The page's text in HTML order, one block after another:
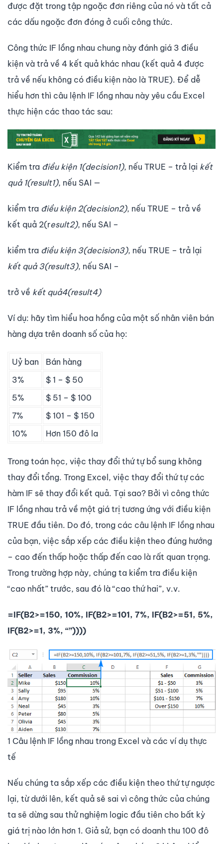
được đặt trong tập ngoặc đơn riêng của nó và tất cả
các dấu ngoặc đơn đóng ở cuối công thức.
Công thức IF lồng nhau chung này đánh giá 3 điều
kiện và trả về 4 kết quả khác nhau (kết quả 4 được
trả về nếu không có điều kiện nào là TRUE). Để dễ
hiểu hơn thì câu lệnh IF lồng nhau này yêu cầu Excel
thực hiện các thao tác sau:
Kiểm tra điều kiện 1(decision1), nếu TRUE – trả lại kết
quả 1(result1), nếu SAI —
kiểm tra điều kiện 2(decision2), nếu TRUE – trả về
kết quả 2(result2), nếu SAI –
kiểm tra điều kiện 3(decision3), nếu TRUE – trả lại
kết quả 3(result3), nếu SAI –
trở về kết quả4(result4)
Ví dụ: hãy tìm hiểu hoa hồng của một số nhân viên bán
hàng dựa trên doanh số của họ:
Uỷ ban
Bán hàng
3%
$ 1 – $ 50
5%
$ 51 – $ 100
7%
$ 101 – $ 150
10%
Hơn 150 đô la
Trong toán học, việc thay đổi thứ tự bổ sung không
thay đổi tổng. Trong Excel, việc thay đổi thứ tự các
hàm IF sẽ thay đổi kết quả. Tại sao? Bởi vì công thức
IF lồng nhau trả về một giá trị tương ứng với điều kiện
TRUE đầu tiên. Do đó, trong các câu lệnh IF lồng nhau
của bạn, việc sắp xếp các điều kiện theo đúng hướng
– cao đến thấp hoặc thấp đến cao là rất quan trọng.
Trong trường hợp này, chúng ta kiểm tra điều kiện
“cao nhất” trước, sau đó là “cao thứ hai”, v.v.
=IF(B2>=150, 10%, IF(B2>=101, 7%, IF(B2>=51, 5%,
IF(B2>=1, 3%, “”))))
1 Câu lệnh IF lồng nhau trong Excel và các ví dụ thực
tế
Nếu chúng ta sắp xếp các điều kiện theo thứ tự ngược
lại, từ dưới lên, kết quả sẽ sai vì công thức của chúng
ta sẽ dừng sau thử nghiệm logic đầu tiên cho bất kỳ
giá trị nào lớn hơn 1. Giả sử, bạn có doanh thu 100 đô